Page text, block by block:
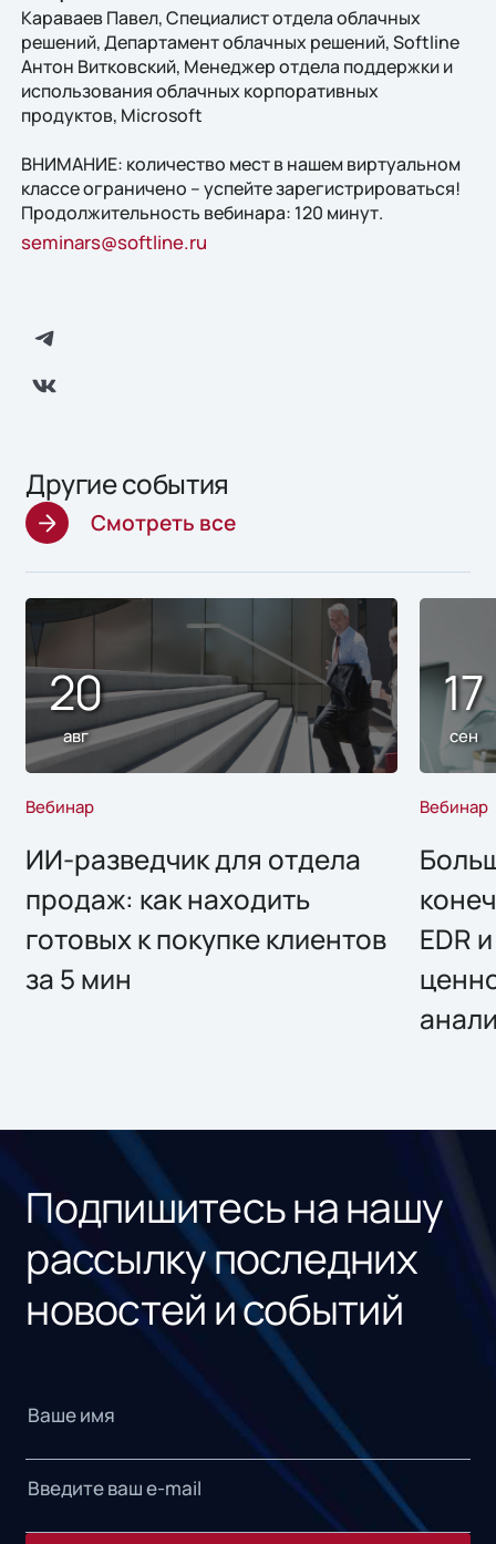
Караваев Павел, Специалист отдела облачных
решений, Департамент облачных решений, Softline
Антон Витковский, Менеджер отдела поддержки и
использования облачных корпоративных
продуктов, Microsoft
ВНИМАНИЕ: количество мест в нашем виртуальном
классе ограничено – успейте зарегистрироваться!
Продолжительность вебинара: 120 минут.
seminars@softline.ru
Другие события
Смотреть все
20
авг
Вебинар
ИИ-разведчик для отдела
продаж: как находить
готовых к покупке клиентов
за 5 мин
17
сен
Вебинар
EDR
Подпишитесь на нашу
рассылку последних
новостей и событий